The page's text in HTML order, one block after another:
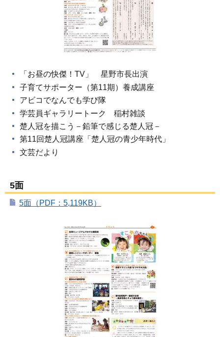
「お昼の快傑！TV」 星野市長出演
子育てサポーター（第11期）養成講座
アビコでなんでも学び隊
学芸員ギャラリートーク 稲村雑談
楚人冠を描こう－鉛筆で感じる楚人冠－
第11回楚人冠講座「楚人冠の青少年時代」
文芸だより
5面
5面（PDF：5,119KB）